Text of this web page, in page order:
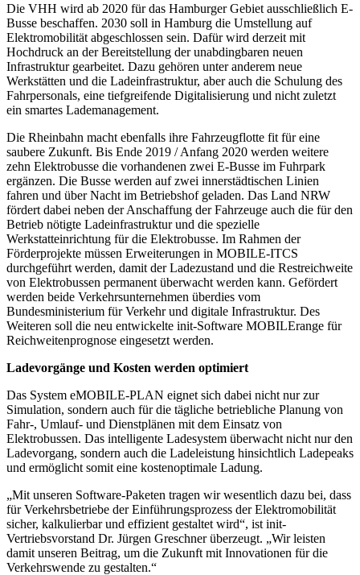
Die VHH wird ab 2020 für das Hamburger Gebiet ausschließlich E-
Busse beschaffen. 2030 soll in Hamburg die Umstellung auf
Elektromobilität abgeschlossen sein. Dafür wird derzeit mit
Hochdruck an der Bereitstellung der unabdingbaren neuen
Infrastruktur gearbeitet. Dazu gehören unter anderem neue
Werkstätten und die Ladeinfrastruktur, aber auch die Schulung des
Fahrpersonals, eine tiefgreifende Digitalisierung und nicht zuletzt
ein smartes Lademanagement.
Die Rheinbahn macht ebenfalls ihre Fahrzeugflotte fit für eine
saubere Zukunft. Bis Ende 2019 / Anfang 2020 werden weitere
zehn Elektrobusse die vorhandenen zwei E-Busse im Fuhrpark
ergänzen. Die Busse werden auf zwei innerstädtischen Linien
fahren und über Nacht im Betriebshof geladen. Das Land NRW
fördert dabei neben der Anschaffung der Fahrzeuge auch die für den
Betrieb nötigte Ladeinfrastruktur und die spezielle
Werkstatteinrichtung für die Elektrobusse. Im Rahmen der
Förderprojekte müssen Erweiterungen in MOBILE-ITCS
durchgeführt werden, damit der Ladezustand und die Restreichweite
von Elektrobussen permanent überwacht werden kann. Gefördert
werden beide Verkehrsunternehmen überdies vom
Bundesministerium für Verkehr und digitale Infrastruktur. Des
Weiteren soll die neu entwickelte init-Software MOBILErange für
Reichweitenprognose eingesetzt werden.
Ladevorgänge und Kosten werden optimiert
Das System eMOBILE-PLAN eignet sich dabei nicht nur zur
Simulation, sondern auch für die tägliche betriebliche Planung von
Fahr-, Umlauf- und Dienstplänen mit dem Einsatz von
Elektrobussen. Das intelligente Ladesystem überwacht nicht nur den
Ladevorgang, sondern auch die Ladeleistung hinsichtlich Ladepeaks
und ermöglicht somit eine kostenoptimale Ladung.
„Mit unseren Software-Paketen tragen wir wesentlich dazu bei, dass
für Verkehrsbetriebe der Einführungsprozess der Elektromobilität
sicher, kalkulierbar und effizient gestaltet wird“, ist init-
Vertriebsvorstand Dr. Jürgen Greschner überzeugt. „Wir leisten
damit unseren Beitrag, um die Zukunft mit Innovationen für die
Verkehrswende zu gestalten.“